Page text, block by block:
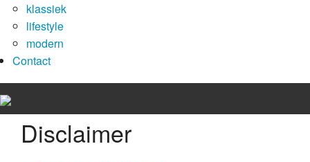
klassiek
lifestyle
modern
Contact
Home
Disclaimer